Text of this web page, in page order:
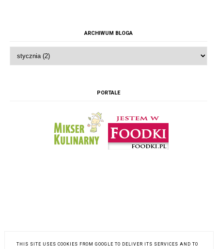
ARCHIWUM BLOGA
PORTALE
THIS SITE USES COOKIES FROM GOOGLE TO DELIVER ITS SERVICES AND TO